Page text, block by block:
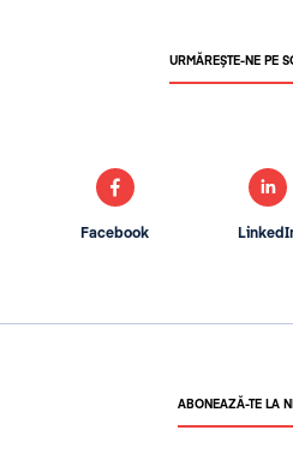
ABONEAZĂ-TE LA
URMĂREȘTE-NE PE
Facebook